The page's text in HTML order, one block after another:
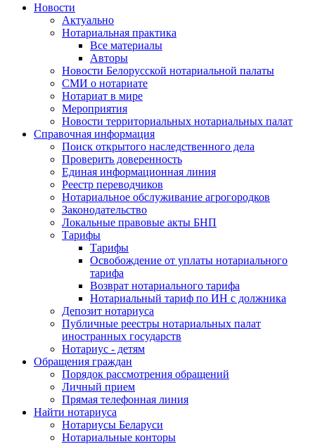
Новости
Актуально
Нотариальная практика
Все материалы
Авторы
Новости Белорусской нотариальной палаты
СМИ о нотариате
Нотариат в мире
Мероприятия
Новости территориальных нотариальных палат
Справочная информация
Поиск открытого наследственного дела
Проверить доверенность
Единая информационная линия
Реестр переводчиков
Нотариальное обслуживание агрогородков
Законодательство
Локальные правовые акты БНП
Тарифы
Тарифы
Освобождение от уплаты нотариального
тарифа
Возврат нотариального тарифа
Нотариальный тариф по ИН с должника
Депозит нотариуса
Публичные реестры нотариальных палат
иностранных государств
Нотариус - детям
Обращения граждан
Порядок рассмотрения обращений
Личный прием
Прямая телефонная линия
Найти нотариуса
Нотариусы Беларуси
Нотариальные конторы